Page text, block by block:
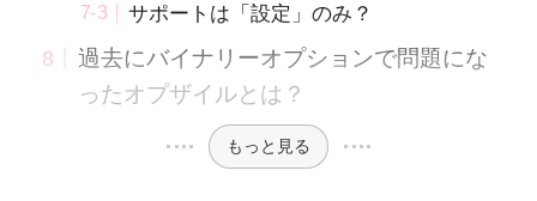
サポートは「設定」のみ？
過去にバイナリーオプションで問題にな
ったオプザイルとは？
もっと見る